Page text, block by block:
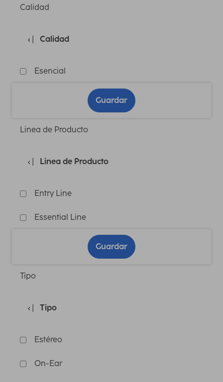
Calidad
Calidad
Esencial
Guardar
Linea de Producto
Linea de Producto
Entry Line
Essential Line
Guardar
Tipo
Tipo
Estéreo
On-Ear